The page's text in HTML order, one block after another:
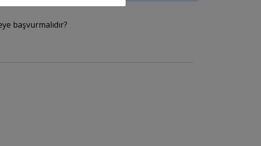
başvurmalıdır?